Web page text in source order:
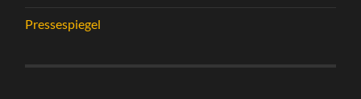
Pressespiegel